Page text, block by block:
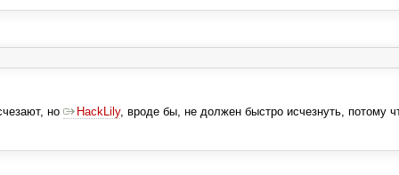
но HackLily, вроде бы, не должен быстро исчезнуть, потому